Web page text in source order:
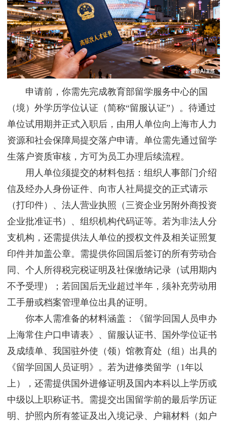
申请前，你需先完成教育部留学服务中心的国
（境）外学历学位认证（简称“留服认证”）。待通过
单位试用期并正式入职后，由用人单位向上海市人力
资源和社会保障局提交落户申请。单位需先通过留学
生落户资质审核，方可为员工办理后续流程。
用人单位须提交的材料包括：组织人事部门介绍
信及经办人身份证件、向市人社局提交的正式请示
（打印件）、法人营业执照（三资企业另附外商投资
企业批准证书）、组织机构代码证等。若为非法人分
支机构，还需提供法人单位的授权文件及相关证照复
印件并加盖公章。需提供你回国后签订的所有劳动合
同、个人所得税完税证明及社保缴纳记录（试用期内
不予受理）；若回国后无业超过半年，须补充劳动用
工手册或档案管理单位出具的证明。
你本人需准备的材料涵盖：《留学回国人员申办
上海常住户口申请表》、留服认证书、国外学位证书
及成绩单、我国驻外使（领）馆教育处（组）出具的
《留学回国人员证明》。若为进修类留学（1年以
上），还需提供国外进修证明及国内本科以上学历或
中级以上职称证书。需提交出国留学前的最后学历证
明、护照内所有签证及出入境记录、户籍材料（如户